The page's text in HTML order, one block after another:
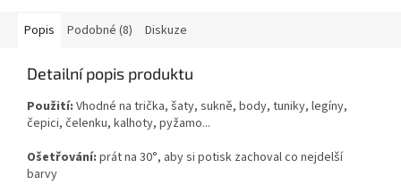
Popis Podobné (8) Diskuze
Detailní popis produktu
Použití: Vhodné na trička, šaty, sukně, body, tuniky, legíny,
čepici, čelenku, kalhoty, pyžamo...
Ošetřování: prát na 30°, aby si potisk zachoval co nejdelší
barvy